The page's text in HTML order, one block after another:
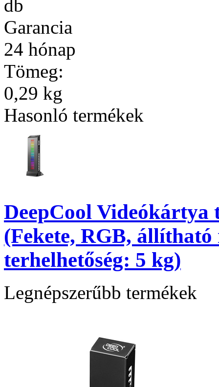
db
Garancia
24 hónap
Tömeg:
0,29 kg
Hasonló termékek
DeepCool
(Fekete, RGB, állítható
terhelhetőség: 5 kg)
Legnépszerűbb termékek